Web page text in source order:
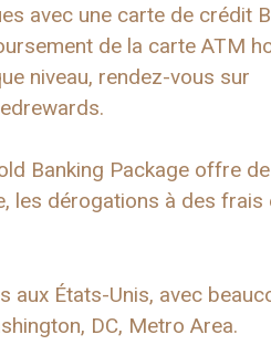
avec une carte de crédit
de la carte ATM
niveau, rendez-vous sur
Banking Package offre
les dérogations à des frais
aux États-Unis, avec
DC, Metro Area.